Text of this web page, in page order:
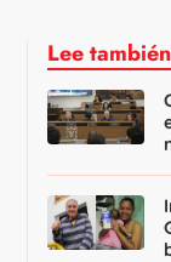
Lee también